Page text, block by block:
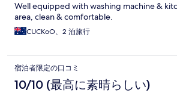
Well equipped with washing machine &
area, clean & comfortable.
CUCKoO、2 泊旅行
宿泊者限定の口コミ
10/10 (最高に素晴らしい)